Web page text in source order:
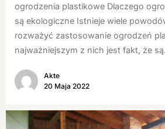
ogrodzenia plastikowe Dlaczego
są ekologiczne Istnieje wiele
rozważyć zastosowanie ogrodzeń
najważniejszym z nich jest fakt, że
Akte
20 Maja 2022